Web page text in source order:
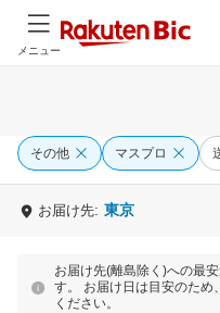
メニュー
その他 マスプロ
お届け先: 東京
お届け先(離島除く)への最
す。 お届け日は目安のため
ください。